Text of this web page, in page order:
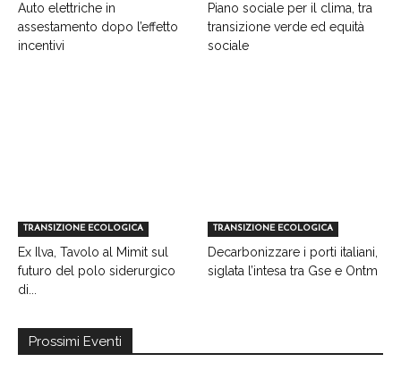
Auto elettriche in
assestamento dopo l’effetto
incentivi
Piano sociale per il clima, tra
transizione verde ed equità
sociale
TRANSIZIONE ECOLOGICA
Ex Ilva, Tavolo al Mimit sul
futuro del polo siderurgico
di...
TRANSIZIONE ECOLOGICA
Decarbonizzare i porti italiani,
siglata l’intesa tra Gse e Ontm
Prossimi Eventi